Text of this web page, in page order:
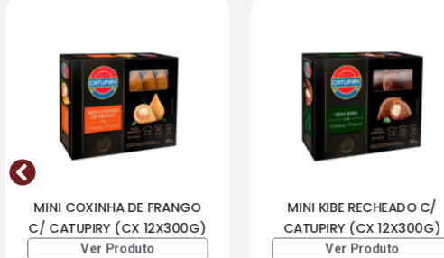
MINI COXINHA DE FRANGO
C/ CATUPIRY (CX 12X300G)
Ver Produto
MINI KIBE RECHEADO C/
CATUPIRY (CX 12X300G)
Ver Produto